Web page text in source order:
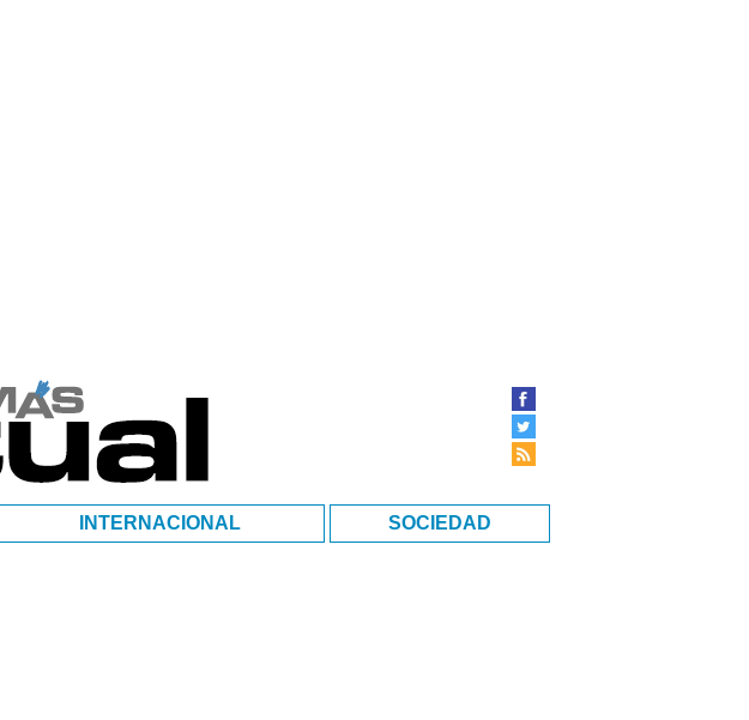
INTERNACIONAL SOCIEDAD